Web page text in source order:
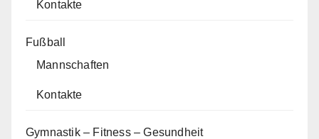
Kontakte
Fußball
Mannschaften
Kontakte
Gymnastik – Fitness – Gesundheit